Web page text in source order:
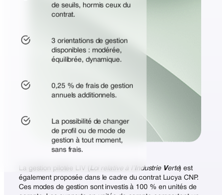
de seuils, hormis ceux du
contrat.
3 orientations de gestion
disponibles : modérée,
équilibrée, dynamique.
0,25 % de frais de gestion
annuels additionnels.
La possibilité de changer
de profil ou de mode de
gestion à tout moment,
sans frais.
La gestion pilotée LIV ( Loi relative à l’ Industrie Verte) est
également proposée dans le cadre du contrat Lucya CNP.
Ces modes de gestion sont investis à 100 % en unités de